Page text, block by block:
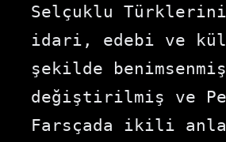
Selçuklu
idari, edebi ve
şekilde
değiştirilmiş ve
Farsçada ikili